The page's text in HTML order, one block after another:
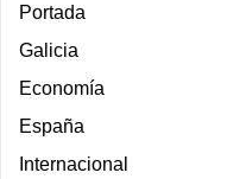
Portada
Galicia
Economía
España
Internacional